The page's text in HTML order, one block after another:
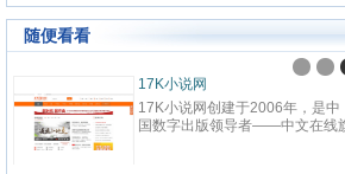
随便看看
九阅小说
九阅小说网，最好看的小说阅读网
站,提供现代言情、古代言情、穿